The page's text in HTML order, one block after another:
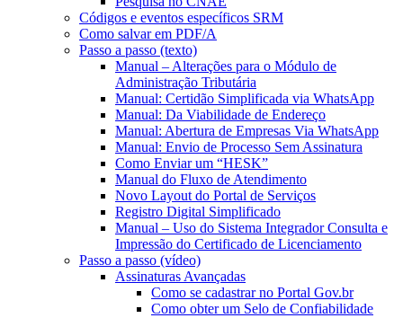
Códigos e eventos específicos SRM
Como salvar em PDF/A
Passo a passo (texto)
Manual – Alterações para o Módulo de
Administração Tributária
Manual: Certidão Simplificada via WhatsApp
Manual: Da Viabilidade de Endereço
Manual: Abertura de Empresas Via WhatsApp
Manual: Envio de Processo Sem Assinatura
Como Enviar um “HESK”
Manual do Fluxo de Atendimento
Novo Layout do Portal de Serviços
Registro Digital Simplificado
Manual – Uso do Sistema Integrador Consulta e
Impressão do Certificado de Licenciamento
Passo a passo (vídeo)
Assinaturas Avançadas
Como se cadastrar no Portal Gov.br
Como obter um Selo de Confiabilidade